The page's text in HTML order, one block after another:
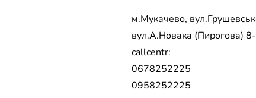
м.Мукачево,
вул.А.Новака (Пирогова) 8-
callcentr:
0678252225
0958252225